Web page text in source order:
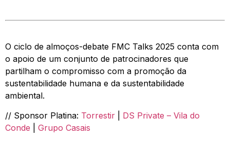
O ciclo de almoços-debate FMC Talks 2025 conta com
o apoio de um conjunto de patrocinadores que
partilham o compromisso com a promoção da
sustentabilidade humana e da sustentabilidade
ambiental.
// Sponsor Platina: Torrestir
DS Private – Vila do
Conde
Grupo Casais